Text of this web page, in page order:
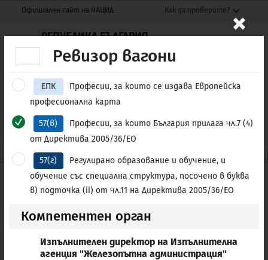
Моля,
внимание:
Този
уебсайт
включва
система
достъпност.
THIS SITE IN ENGLISH
Официален сайт на НАЦИД Как да проверите?
Националния център за информация и
документация.
Защитените уебсайтове използват HTTPS
Заключване
се свързали безопасно с уебсайта nacid.bg
Споделяйте чувствителна информация
само на официални, защитени уебсайтове.
РЕПУБЛИКА БЪЛГАРИЯ
Национален център за
информация и документация
Е-УСЛУГИ ENGLISH
nacid.bg Професионални квалификации
×
Ревизор вагони
ЕПК
Професии, за които се издава Европейска
професионална карта
57(в)
Професии, за които България прилага чл.7 (4)
от Директива 2005/36/ЕО
57(г)
Регулирано образование и обучение, и
обучение със специална структура, посочено в буква
в) подточка (ii) от чл.11 на Директива 2005/36/ЕО
Компетентен орган
Изпълнителен директор на Изпълнителна
агенция "Железопътна администрация"
Списък на регулираните
ПО АЗБУЧЕН РЕД ПО КАТЕГОРИЯ